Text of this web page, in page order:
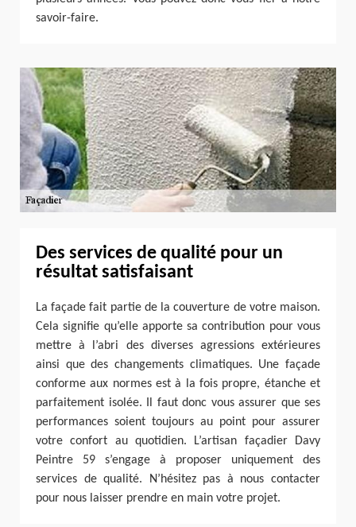
savoir-faire.
Des services de qualité pour un
résultat satisfaisant
La façade fait partie de la couverture de votre maison.
Cela signifie qu’elle apporte sa contribution pour vous
mettre à l’abri des diverses agressions extérieures
ainsi que des changements climatiques. Une façade
conforme aux normes est à la fois propre, étanche et
parfaitement isolée. Il faut donc vous assurer que ses
performances soient toujours au point pour assurer
votre confort au quotidien. L’artisan façadier Davy
Peintre 59 s’engage à proposer uniquement des
services de qualité. N’hésitez pas à nous contacter
pour nous laisser prendre en main votre projet.